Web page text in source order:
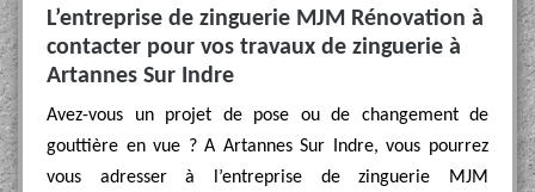
L’entreprise de zinguerie MJM Rénovation à
contacter pour vos travaux de zinguerie à
Artannes Sur Indre
Avez-vous un projet de pose ou de changement de
gouttière en vue ? A Artannes Sur Indre, vous pourrez
vous adresser à l’entreprise de zinguerie MJM